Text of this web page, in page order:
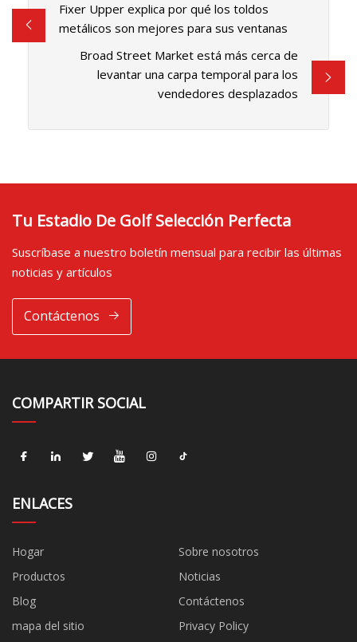
Fixer Upper explica por qué los toldos
metálicos son mejores para sus ventanas
Broad Street Market está más cerca de
levantar una carpa temporal para los
vendedores desplazados
Tu Estadio De Golf Selección Perfecta
Suscríbase a nuestro boletín mensual para recibir las últimas
noticias y artículos
Contáctenos
COMPARTIR SOCIAL
ENLACES
Hogar
Sobre nosotros
Productos
Noticias
Blog
Contáctenos
mapa del sitio
Privacy Policy